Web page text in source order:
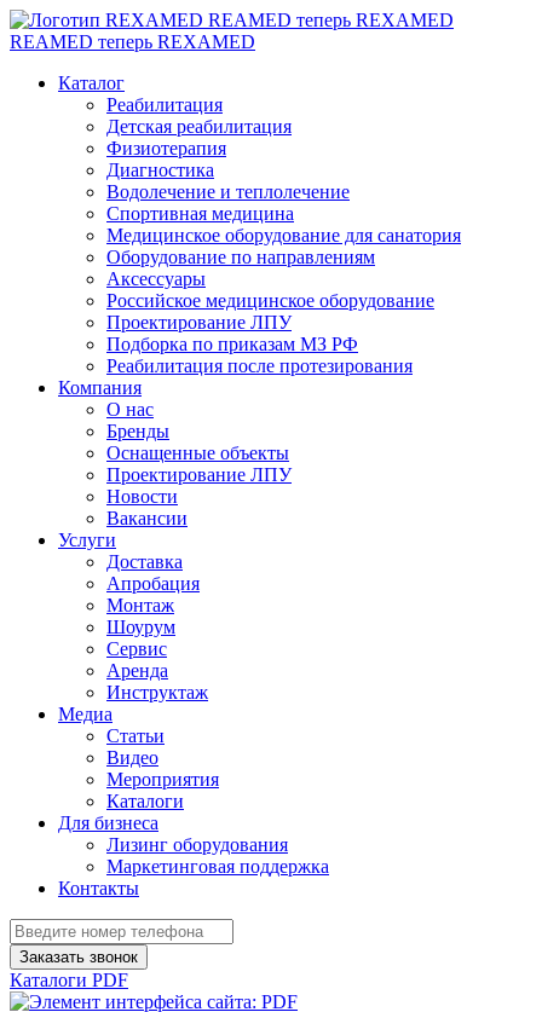
REAMED теперь REXAMED
REAMED теперь REXAMED
Каталог
Реабилитация
Детская реабилитация
Физиотерапия
Диагностика
Водолечение и теплолечение
Спортивная медицина
Медицинское оборудование для санатория
Оборудование по направлениям
Аксессуары
Российское медицинское оборудование
Проектирование ЛПУ
Подборка по приказам МЗ РФ
Реабилитация после протезирования
Компания
О нас
Бренды
Оснащенные объекты
Проектирование ЛПУ
Новости
Вакансии
Услуги
Доставка
Апробация
Монтаж
Шоурум
Сервис
Аренда
Инструктаж
Медиа
Статьи
Видео
Мероприятия
Каталоги
Для бизнеса
Лизинг оборудования
Маркетинговая поддержка
Контакты
Заказать звонок
Каталоги PDF